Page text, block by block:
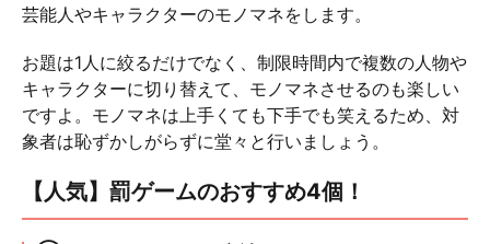
芸能人やキャラクターのモノマネをします。
お題は1人に絞るだけでなく、制限時間内で複数の人物や
キャラクターに切り替えて、モノマネさせるのも楽しい
ですよ。モノマネは上手くても下手でも笑えるため、対
象者は恥ずかしがらずに堂々と行いましょう。
【人気】罰ゲームのおすすめ4個！